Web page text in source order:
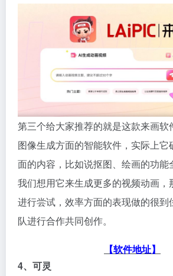
第三个给大家推荐的就是这款来画软
图像生成方面的智能软件，实际上
面的内容，比如说抠图、绘画的功能
我们想用它来生成更多的视频动画，
进行尝试，效率方面的表现做的很到
队进行合作共同创作。
【软件地址】
4、可灵